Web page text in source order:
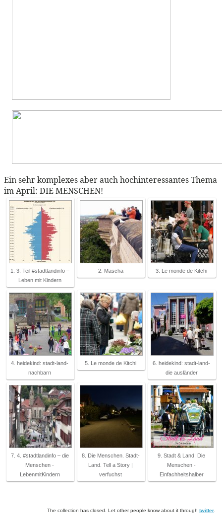
Ein sehr komplexes aber auch hochinteressantes Thema
im April: DIE MENSCHEN!
1. 3. Teil #stadtlandinfo –
Leben mit Kindern
2. Mascha 3. Le monde de Kitchi
4. heidekind: stadt-land-
nachbarn
5. Le monde de Kitchi
6. heidekind: stadt-land-
die ausländer
7. 4. #stadtlandinfo – die
Menschen -
LebenmitKindern
8. Die Menschen. Stadt-
Land. Tell a Story |
verfuchst
9. Stadt & Land: Die
Menschen -
Einfachheitshalber
The collection has closed. Let other people know about it through twitter